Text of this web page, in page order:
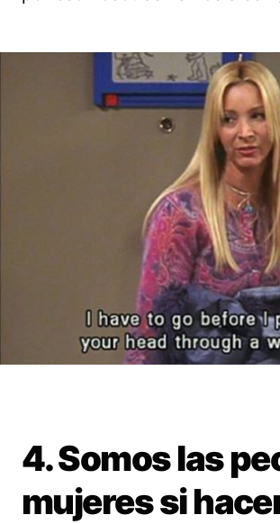
4. Somos las
mujeres si